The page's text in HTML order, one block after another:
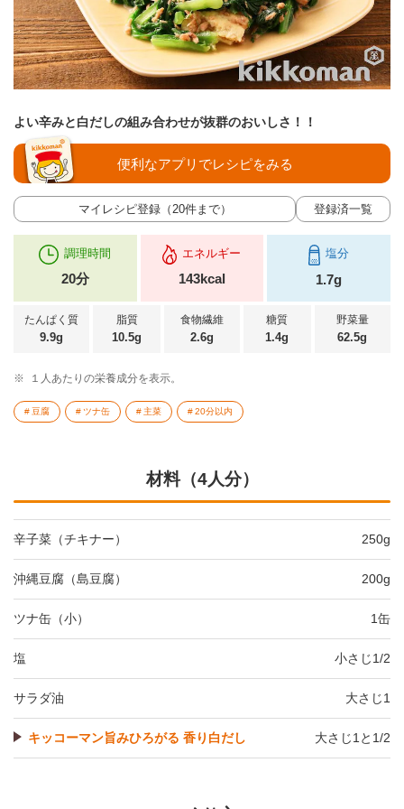
よい辛みと白だしの組み合わせが抜群のおいしさ！！
マイレシピ登録（20件まで） 登録済一覧
便利なアプリでレシピをみる
調理時間
20分
エネルギー
143kcal
塩分
1.7g
たんぱく質
9.9g
脂質
10.5g
食物繊維
2.6g
糖質
1.4g
野菜量
62.5g
※ １人あたりの栄養成分を表示。
豆腐 ツナ缶 主菜 20分以内
材料（4人分）
辛子菜（チキナー） 250g
沖縄豆腐（島豆腐） 200g
ツナ缶（小） 1缶
塩 小さじ1/2
サラダ油 大さじ1
キッコーマン旨みひろがる 香り白だし 大さじ1と1/2